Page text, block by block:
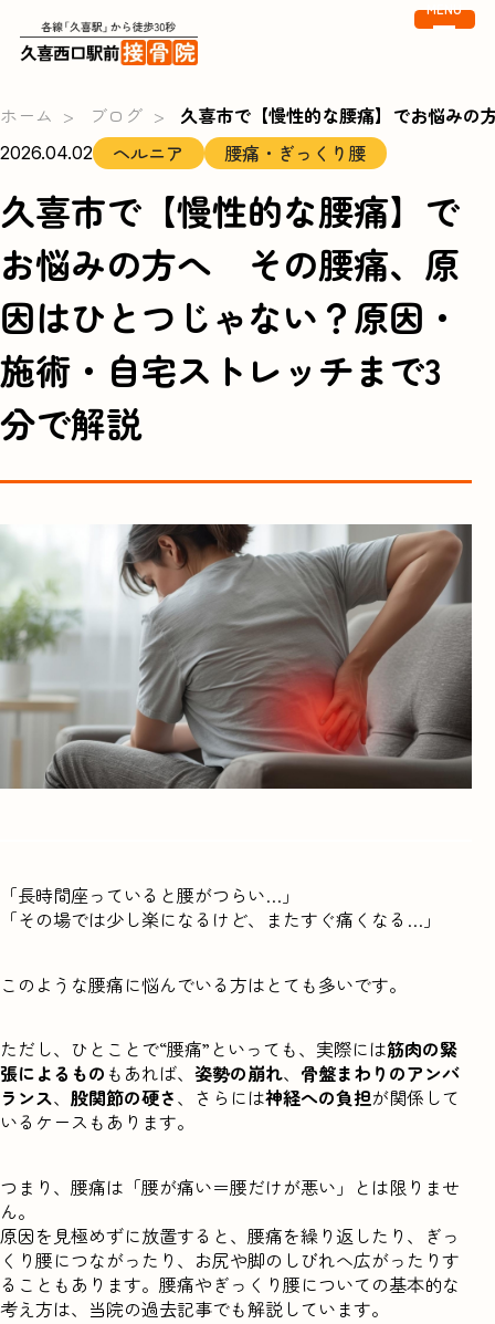
MENU
ホーム ブログ 久喜市で【慢性的な腰痛】でお悩み
2026.04.02 ヘルニア 腰痛・ぎっくり腰
久喜市で【慢性的な腰痛】で
お悩みの方へ その腰痛、原
因はひとつじゃない？原因・
施術・自宅ストレッチまで3
分で解説
「長時間座っていると腰がつらい…」
「その場では少し楽になるけど、またすぐ痛くなる…」
このような腰痛に悩んでいる方はとても多いです。
ただし、ひとことで“腰痛”といっても、実際には筋肉の緊
張によるもの もあれば、 姿勢の崩れ、 骨盤まわりのアンバ
ランス、 股関節の硬さ、さらには神経への負担が関係して
いるケースもあります。
つまり、腰痛は「腰が痛い＝腰だけが悪い」とは限りませ
ん。
原因を見極めずに放置すると、腰痛を繰り返したり、ぎっ
くり腰につながったり、お尻や脚のしびれへ広がったりす
ることもあります。腰痛やぎっくり腰についての基本的な
考え方は、当院の過去記事でも解説しています。